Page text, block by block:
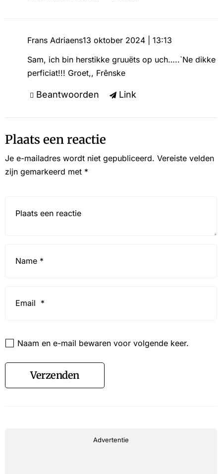
Frans Adriaens13 oktober 2024 | 13:13
Sam, ich bin herstikke gruuëts op uch…..`Ne dikke
perficiat!!! Groet,, Frênske
Beantwoorden Link
Plaats een reactie
Je e-mailadres wordt niet gepubliceerd. Vereiste velden
zijn gemarkeerd met *
Naam en e-mail bewaren voor volgende keer.
Verzenden
Advertentie